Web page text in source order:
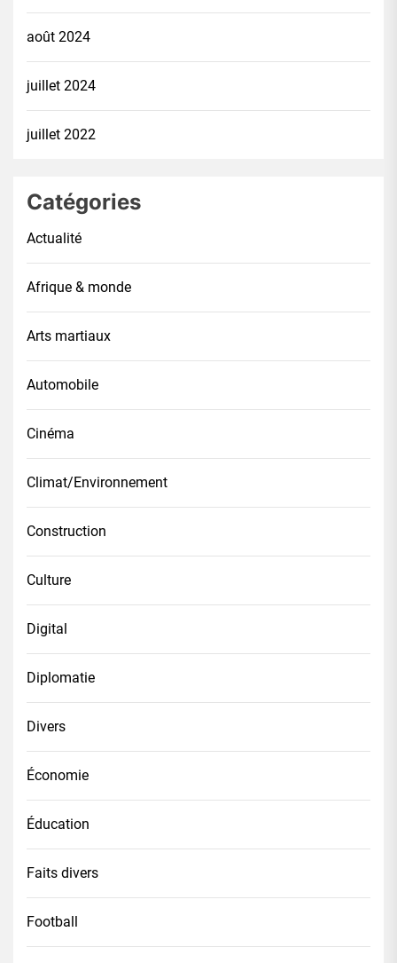
août 2024
juillet 2024
juillet 2022
Catégories
Actualité
Afrique & monde
Arts martiaux
Automobile
Cinéma
Climat/Environnement
Construction
Culture
Digital
Diplomatie
Divers
Économie
Éducation
Faits divers
Football